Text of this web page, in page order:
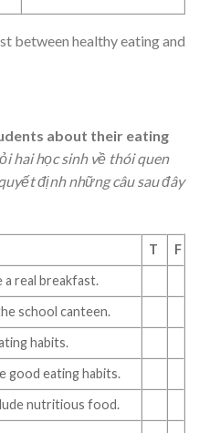
between healthy eating and
about their eating
hai học sinh về thói quen
định những câu sau đây
T
F
a real breakfast.
school canteen.
habits.
good eating habits.
nutritious food.